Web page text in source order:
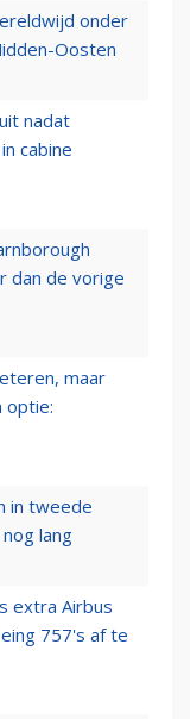
onder
Oosten
nadat
cabine
dan de vorige
maar
optie:
in tweede
lang
extra Airbus
757's af te